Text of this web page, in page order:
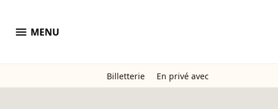
menu MENU
Billetterie En privé avec